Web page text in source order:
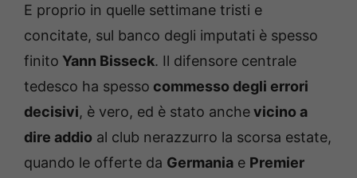
E proprio in quelle settimane tristi e
concitate, sul banco degli imputati è spesso
finito Yann Bisseck. Il difensore centrale
tedesco ha spesso commesso degli errori
decisivi, è vero, ed è stato anchevicino a
dire addio al club nerazzurro la scorsa estate,
quando le offerte da Germania e Premier